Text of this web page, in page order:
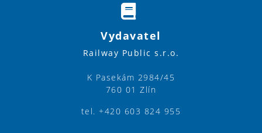
Vydavatel
Railway Public s.r.o.
K Pasekám 2984/45
760 01 Zlín
tel. +420 603 824 955